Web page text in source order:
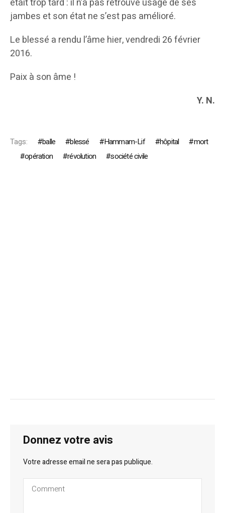
était trop tard : il n’a pas retrouvé usage de ses
jambes et son état ne s’est pas amélioré.
Le blessé a rendu l’âme hier, vendredi 26 février
2016.
Paix à son âme !
Y. N.
Tags: balle blessé Hammam-Lif hôpital
mort
opération
révolution société civile
Donnez votre avis
Votre adresse email ne sera pas publique.